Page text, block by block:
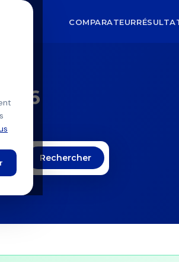
COMPARATEUR
Rechercher